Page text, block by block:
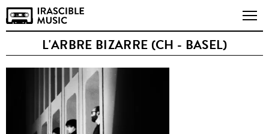
L'ARBRE BIZARRE (CH - BASEL)